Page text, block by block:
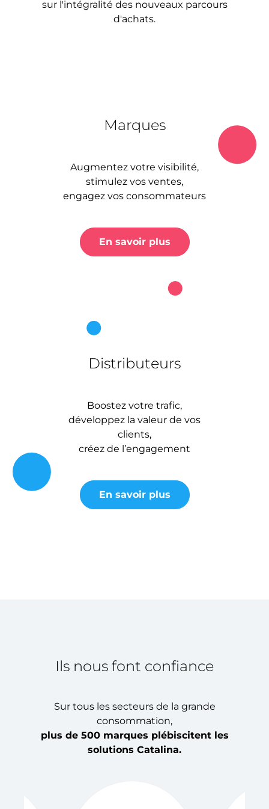
sur l'intégralité des nouveaux parcours
d'achats.
Marques
Augmentez votre visibilité,
stimulez vos ventes,
engagez vos consommateurs
En savoir plus
Distributeurs
Boostez votre trafic,
développez la valeur de vos
clients,
créez de l’engagement
En savoir plus
Ils nous font confiance
Sur tous les secteurs de la grande
consommation,
plus de 500 marques plébiscitent les
solutions Catalina.